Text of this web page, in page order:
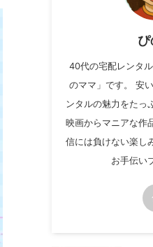
40代の宅配レンタ
のママ」です。 安
ンタルの魅力をたっ
映画からマニアな作
信には負けない楽し
お手伝い